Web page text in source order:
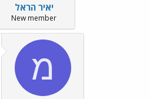
יאיר הראל
New member
מ